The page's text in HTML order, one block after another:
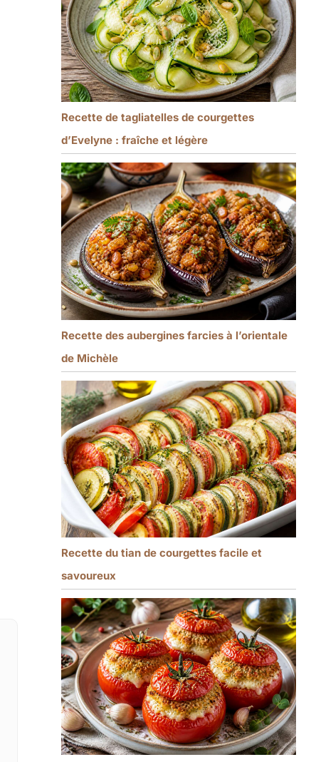
Recette de tagliatelles de courgettes
d’Evelyne : fraîche et légère
Recette des aubergines farcies à l’orientale
de Michèle
Recette du tian de courgettes facile et
savoureux